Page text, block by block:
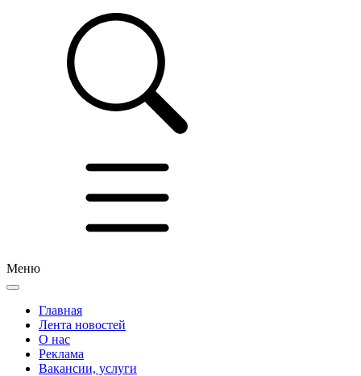
Меню
Главная
Лента новостей
О нас
Реклама
Вакансии, услуги